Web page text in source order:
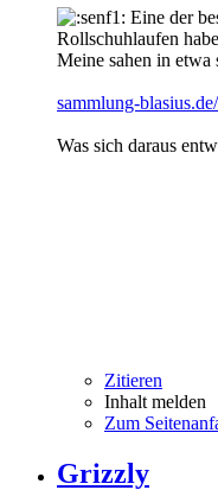
Eine der
Rollschuhlaufen
Meine sahen in etwa
sammlung-
Was sich daraus
Zitieren
Inhalt melden
Zum
Grizzly